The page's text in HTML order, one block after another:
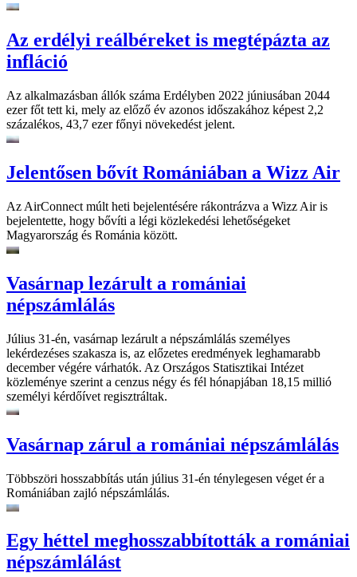
Az erdélyi reálbéreket is megtépázta az
infláció
Az alkalmazásban állók száma Erdélyben 2022 júniusában 2044
ezer főt tett ki, mely az előző év azonos időszakához képest 2,2
százalékos, 43,7 ezer főnyi növekedést jelent.
Jelentősen bővít Romániában a Wizz Air
Az AirConnect múlt heti bejelentésére rákontrázva a Wizz Air is
bejelentette, hogy bővíti a légi közlekedési lehetőségeket
Magyarország és Románia között.
Vasárnap lezárult a romániai
népszámlálás
Július 31-én, vasárnap lezárult a népszámlálás személyes
lekérdezéses szakasza is, az előzetes eredmények leghamarabb
december végére várhatók. Az Országos Statisztikai Intézet
közleménye szerint a cenzus négy és fél hónapjában 18,15 millió
személyi kérdőívet regisztráltak.
Vasárnap zárul a romániai népszámlálás
Többszöri hosszabbítás után július 31-én ténylegesen véget ér a
Romániában zajló népszámlálás.
Egy héttel meghosszabbították a romániai
népszámlálást